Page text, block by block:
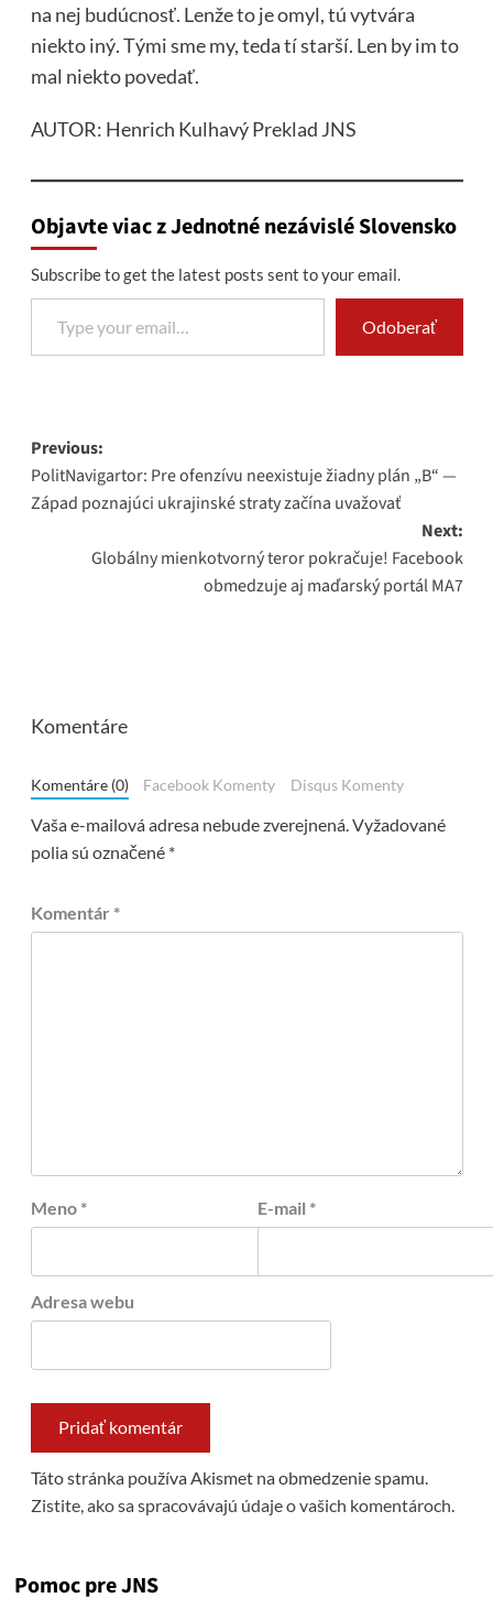
na nej budúcnosť. Lenže to je omyl, tú vytvára
niekto iný. Tými sme my, teda tí starší. Len by im to
mal niekto povedať.
AUTOR: Henrich Kulhavý Preklad JNS
Objavte viac z Jednotné nezávislé Slovensko
Subscribe to get the latest posts sent to your email.
Type your email…
Odoberať
Post
navigation
Previous:
PolitNavigartor: Pre ofenzívu neexistuje žiadny plán „B“ —
Západ poznajúci ukrajinské straty začína uvažovať
Next:
Globálny mienkotvorný teror pokračuje! Facebook
obmedzuje aj maďarský portál MA7
Komentáre
Komentáre (0) Facebook Komenty Disqus Komenty
Vaša e-mailová adresa nebude zverejnená.Vyžadované
polia sú označené *
Komentár *
Meno * E-mail *
Adresa webu
Táto stránka používa Akismet na obmedzenie spamu.
Zistite, ako sa spracovávajú údaje o vašich komentároch.
Pomoc pre JNS